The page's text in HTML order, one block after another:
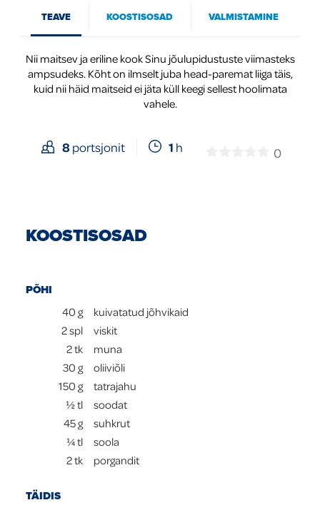
Global
TEAVE KOOSTISOSAD VALMISTAMINE
Nii maitsev ja eriline kook Sinu jõulupidustuste viimasteks
ampsudeks. Kõht on ilmselt juba head-paremat liiga täis,
kuid nii häid maitseid ei jäta küll keegi sellest hoolimata
vahele.
8 portsjonit 1 h 0
KOOSTISOSAD
PÕHI
40 g
kuivatatud jõhvikaid
2spl
viskit
2tk
muna
30 g
oliiviõli
150 g
tatrajahu
½tl
soodat
45g
suhkrut
¼tl
soola
2tk porgandit
TÄIDIS